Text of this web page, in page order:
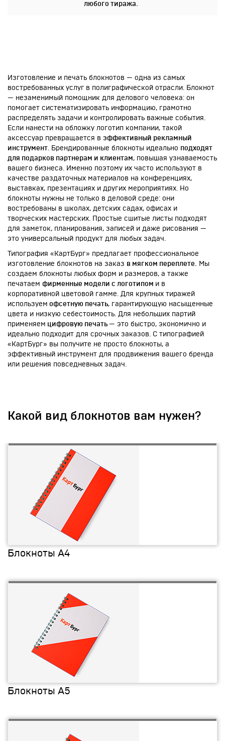
любого тиража.
Изготовление и печать блокнотов — одна из самых
востребованных услуг в полиграфической отрасли. Блокнот
— незаменимый помощник для делового человека: он
помогает систематизировать информацию, грамотно
распределять задачи и контролировать важные события.
Если нанести на обложку логотип компании, такой
аксессуар превращается в эффективный рекламный
инструмент. Брендированные блокноты идеально подходят
для подарков партнерам и клиентам, повышая узнаваемость
вашего бизнеса. Именно поэтому их часто используют в
качестве раздаточных материалов на конференциях,
выставках, презентациях и других мероприятиях. Но
блокноты нужны не только в деловой среде: они
востребованы в школах, детских садах, офисах и
творческих мастерских. Простые сшитые листы подходят
для заметок, планирования, записей и даже рисования —
это универсальный продукт для любых задач.
Типография «КартБург» предлагает профессиональное
изготовление блокнотов на заказ в мягком переплете. Мы
создаем блокноты любых форм и размеров, а также
печатаем фирменные модели с логотипом и в
корпоративной цветовой гамме. Для крупных тиражей
используем офсетную печать, гарантирующую насыщенные
цвета и низкую себестоимость. Для небольших партий
применяем цифровую печать — это быстро, экономично и
идеально подходит для срочных заказов. С типографией
«КартБург» вы получите не просто блокноты, а
эффективный инструмент для продвижения вашего бренда
или решения повседневных задач.
Какой вид блокнотов вам нужен?
Блокноты А4
Блокноты А5